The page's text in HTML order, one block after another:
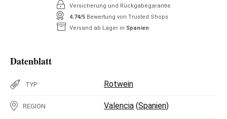
Versicherung und Rückgabegarantie
4.74/5 Bewertung von Trusted Shops
Versand ab Lager in Spanien
Datenblatt
TYP Rotwein
REGION Valencia (Spanien)